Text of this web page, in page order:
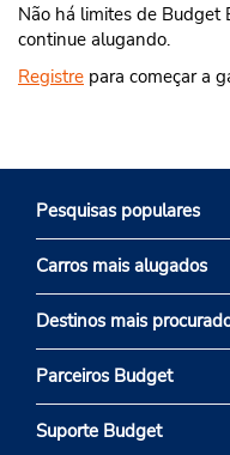
Não há limites de Budget
continue alugando.
Registre para começar a
Pesquisas populares
Carros mais alugados
Destinos mais
Parceiros Budget
Suporte Budget